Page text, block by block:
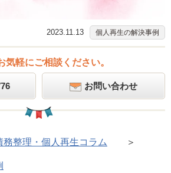
2023.11.13 個人再生の解決事例
気軽にご相談ください。
お問い合わせ
務整理・個人再生コラム ＞